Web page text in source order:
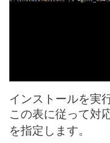
インストールを実
この表に従って対
を指定します。